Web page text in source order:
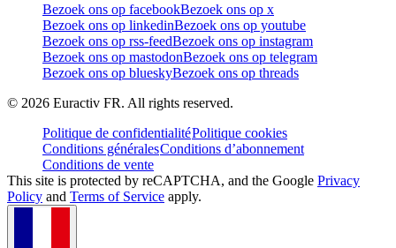
Bezoek ons op facebookBezoek ons op x
Bezoek ons op linkedinBezoek ons op youtube
Bezoek ons op rss-feedBezoek ons op instagram
Bezoek ons op mastodonBezoek ons op telegram
Bezoek ons op blueskyBezoek ons op threads
© 2026 Euractiv FR. All rights reserved.
Politique de confidentialitéPolitique cookies
Conditions généralesConditions d’abonnement
Conditions de vente
This site is protected by reCAPTCHA, and the Google Privacy
Policy and Terms of Service apply.